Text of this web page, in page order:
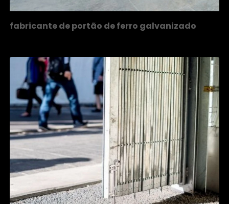
fabricante de portão de ferro galvanizado